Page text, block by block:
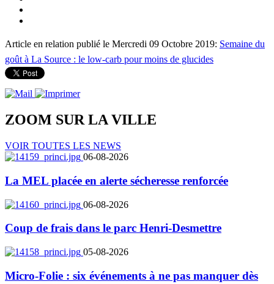
Article en relation publié le Mercredi 09 Octobre 2019: Semaine du
goût à La Source : le low-carb pour moins de glucides
ZOOM SUR LAVILLE
VOIR TOUTES LES NEWS
06-08-2026
La MEL placée en alerte sécheresse renforcée
06-08-2026
Coup de frais dans le parc Henri-Desmettre
05-08-2026
Micro-Folie : six événements à ne pas manquer dès